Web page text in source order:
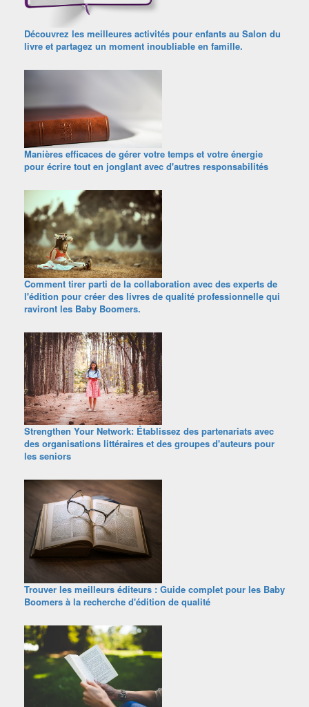
Découvrez les meilleures activités pour enfants au Salon du
livre et partagez un moment inoubliable en famille.
Manières efficaces de gérer votre temps et votre énergie
pour écrire tout en jonglant avec d'autres responsabilités
Comment tirer parti de la collaboration avec des experts de
l'édition pour créer des livres de qualité professionnelle qui
raviront les Baby Boomers.
Strengthen Your Network: Établissez des partenariats avec
des organisations littéraires et des groupes d'auteurs pour
les seniors
Trouver les meilleurs éditeurs : Guide complet pour les Baby
Boomers à la recherche d'édition de qualité